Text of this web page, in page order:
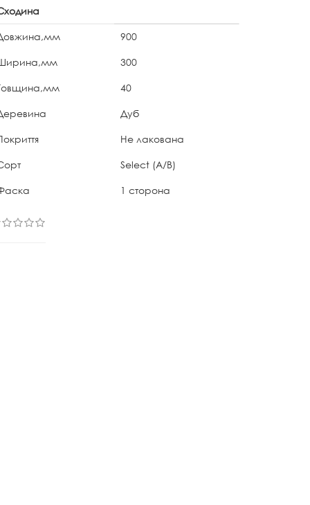
900
300
40
Дуб
Не лакована
Select (A/B)
1 сторона